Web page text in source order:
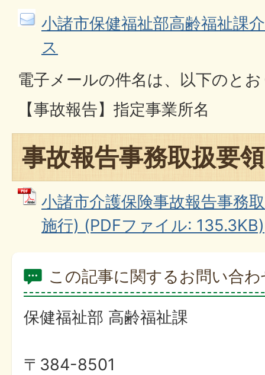
小諸市保健福祉部高齢福祉課
ス
電子メールの件名は、以下のと
【事故報告】指定事業所名
事故報告事務取扱要領
小諸市介護保険事故報告事務
施行) (PDFファイル: 135.3KB)
この記事に関するお問い合
保健福祉部 高齢福祉課
〒384-8501